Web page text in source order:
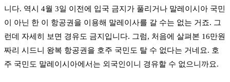
니다. 역시 4월 3일 이전에 입국 금지가 풀리거나 말레이시아 국민
이 아닌 한 이 항공권을 이용해 말레이사를 갈 수는 없는 거죠. 그
런데 자세히 보면 경유도 금지입니다. 그럼, 처음에 살펴본 16만원
짜리 시드니 왕복 항공권을 호주 국민도 탈 수 없다는 거네요. 호
주 국민도 말레이시아에서는 외국인이니 경유할 수 없으니까요.